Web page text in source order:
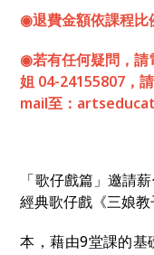
◉退費金額依課程比
◉若有任何疑問，請
姐 04-24155807，
mail至：
「歌仔戲篇」邀請
經典歌仔戲《三娘
本，藉由9堂課的基